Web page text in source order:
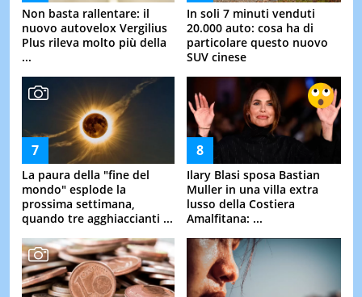
Non basta rallentare: il
nuovo autovelox Vergilius
Plus rileva molto più della
...
In soli 7 minuti venduti
20.000 auto: cosa ha di
particolare questo nuovo
SUV cinese
La paura della "fine del
mondo" esplode la
prossima settimana,
quando tre agghiaccianti ...
Ilary Blasi sposa Bastian
Muller in una villa extra
lusso della Costiera
Amalfitana: ...